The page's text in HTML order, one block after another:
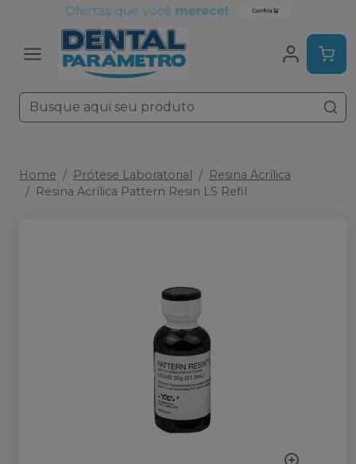
Home Prótese Laboratorial
Resina Acrílica
Resina Acrílica Pattern Resin LS Refil